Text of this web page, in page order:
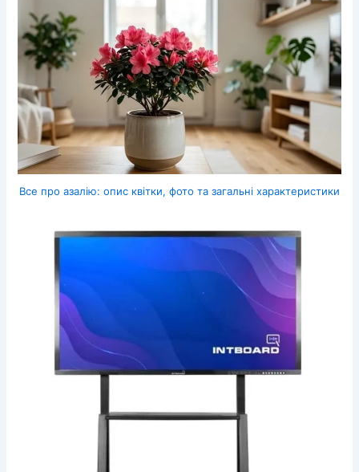
Все про азалію: опис квітки, фото та загальні характеристики